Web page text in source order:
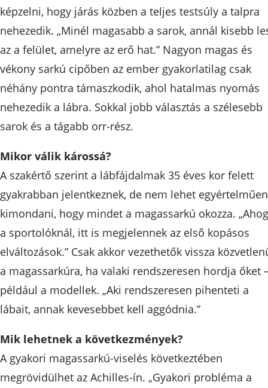
képzelni, hogy járás közben a teljes testsúly a talpra
nehezedik. „Minél magasabb a sarok, annál kisebb
az a felület, amelyre az erő hat.” Nagyon magas és
vékony sarkú cipőben az ember gyakorlatilag csak
néhány pontra támaszkodik, ahol hatalmas nyomás
nehezedik a lábra. Sokkal jobb választás a szélesebb
sarok és a tágabb orr-rész.
Mikor válik károssá?
A szakértő szerint a lábfájdalmak 35 éves kor felett
gyakrabban jelentkeznek, de nem lehet egyértelműen
kimondani, hogy mindet a magassarkú okozza.
a sportolóknál, itt is megjelennek az első kopásos
elváltozások.” Csak akkor vezethetők vissza
a magassarkúra, ha valaki rendszeresen hordja őket
például a modellek. „Aki rendszeresen pihenteti a
lábait, annak kevesebbet kell aggódnia.”
Mik lehetnek a következmények?
A gyakori magassarkú-viselés következtében
megrövidülhet az Achilles-ín. „Gyakori probléma a